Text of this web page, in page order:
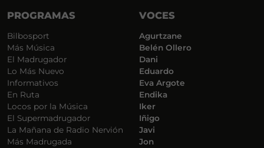
PROGRAMAS
Bilbosport
Más Música
El Madrugador
Lo Más Nuevo
Informativos
En Ruta
Locos por la Música
El Supermadrugador
La Mañana de Radio Nervión
Más Madrugada
VOCES
Agurtzane
Belén Ollero
Dani
Eduardo
Eva Argote
Endika
Iker
Iñigo
Javi
Jon